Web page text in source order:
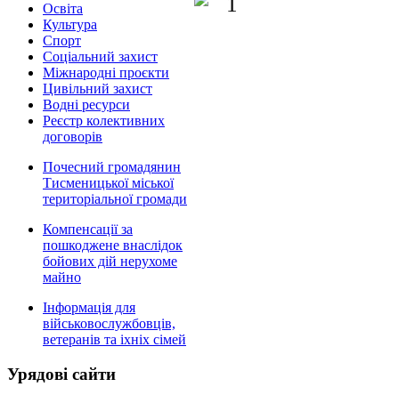
Освіта
Культура
Спорт
Соціальний захист
Міжнародні проєкти
Цивільний захист
Водні ресурси
Реєстр колективних
договорів
Почесний громадянин
Тисменицької міської
територіальної громади
Компенсації за
пошкоджене внаслідок
бойових дій нерухоме
майно
Інформація для
військовослужбовців,
ветеранів та іхніх сімей
Урядові сайти